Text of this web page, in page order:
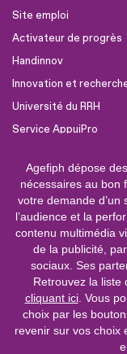
Agefiph dépose
nécessaires au bon
votre demande
l’audience et la
contenu multimédia
de la publicité,
sociaux. Ses
Retrouvez la liste
cliquant ici. Vous
choix par les
revenir sur vos choix
Site emploi
Activateur de progrès
Handinnov
Innovation et
Université du RRH
Service AppuiPro
Nous suivre
Youtube
Linkedin
Facebook
0 800 11 10